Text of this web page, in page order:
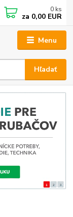
Menu
Hľadať
0 ks
za 0,00 EUR